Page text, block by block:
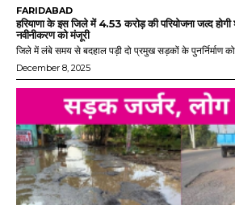
FARIDABAD
हरियाणा के इस जिले में 4.53 करोड़ की परियोजना जल्द
नवीनीकरण को मंजूरी
जिले में लंबे समय से बदहाल पड़ी दो प्रमुख सड़कों के पुनर्निर्माण
December 8, 2025